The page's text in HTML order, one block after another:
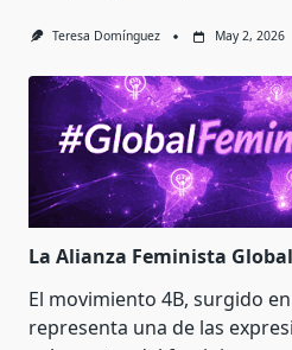
Teresa Domínguez May 2, 2026
La Alianza Feminista Global
El movimiento 4B, surgido
representa una de las